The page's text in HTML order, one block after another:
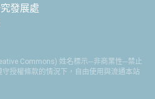
發展處
Commons) 姓名標示─非商業性─禁止
授權條款的情況下，自由使用與流通本站